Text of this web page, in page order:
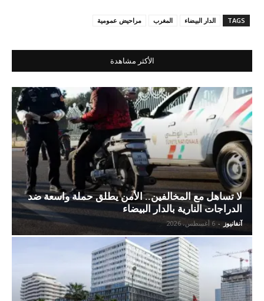
TAGS الدار البيضاء المغرب مراحيض عمومية
الأكثر مشاهدة
لا تساهل مع المخالفين.. الأمن يطلق حملة واسعة ضد
الدراجات النارية بالدار البيضاء
آنفانيوز - 6 أغسطس، 2026